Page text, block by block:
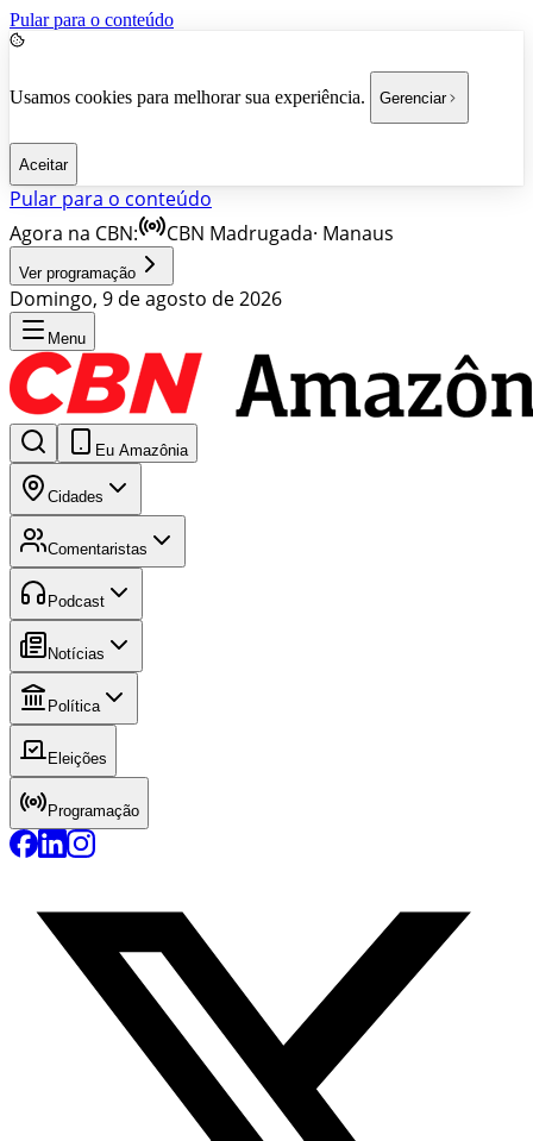
Pular para o conteúdo
Usamos cookies para melhorar sua experiência. Gerenciar
Aceitar
Pular para o conteúdo
Agora na CBN:
CBN Madrugada· Manaus
Ver programação
Domingo, 9 de agosto de 2026
Menu
Eu Amazônia
Cidades
Comentaristas
Podcast
Notícias
Política
Eleições
Programação